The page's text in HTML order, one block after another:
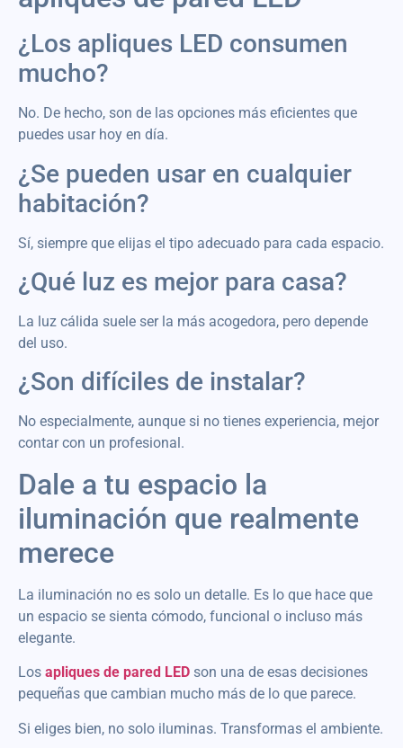
¿Los apliques LED consumen
mucho?
No. De hecho, son de las opciones más eficientes que
puedes usar hoy en día.
¿Se pueden usar en cualquier
habitación?
Sí, siempre que elijas el tipo adecuado para cada espacio.
¿Qué luz es mejor para casa?
La luz cálida suele ser la más acogedora, pero depende
del uso.
¿Son difíciles de instalar?
No especialmente, aunque si no tienes experiencia, mejor
contar con un profesional.
Dale a tu espacio la
iluminación que realmente
merece
La iluminación no es solo un detalle. Es lo que hace que
un espacio se sienta cómodo, funcional o incluso más
elegante.
Los apliques de pared LED son una de esas decisiones
pequeñas que cambian mucho más de lo que parece.
Si eliges bien, no solo iluminas. Transformas el ambiente.